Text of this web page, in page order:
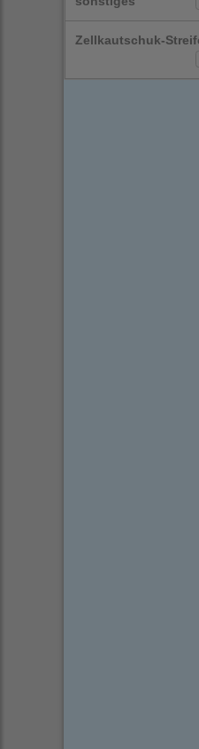
Zellkautschuk-